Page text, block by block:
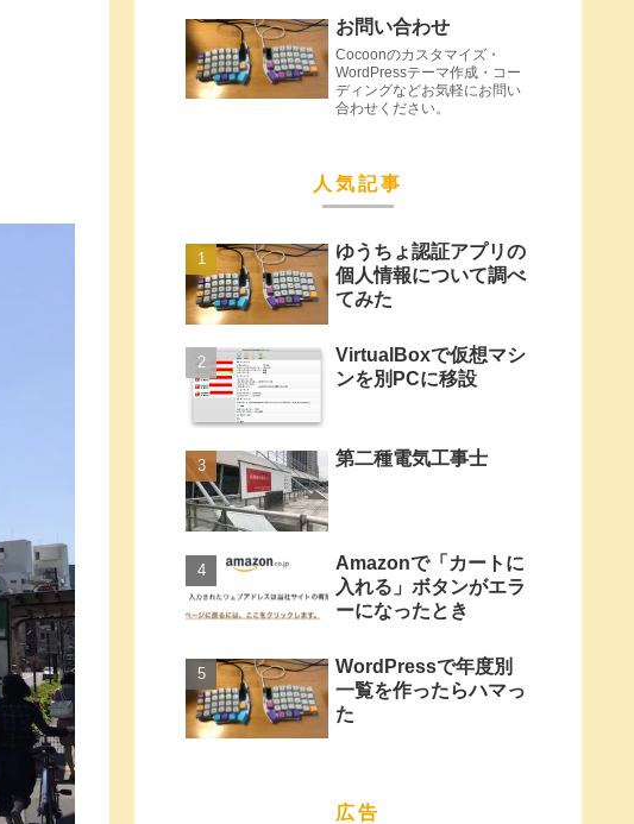
お問い合わせ
Cocoonのカスタマイズ・
WordPressテーマ作成・コー
ディングなどお気軽にお問い
合わせください。
人気記事
ゆうちょ認証アプリの
個人情報について調べ
てみた
VirtualBoxで仮想マシ
ンを別PCに移設
第二種電気工事士
Amazonで「カートに
入れる」ボタンがエラ
ーになったとき
WordPressで年度別
一覧を作ったらハマっ
た
広告